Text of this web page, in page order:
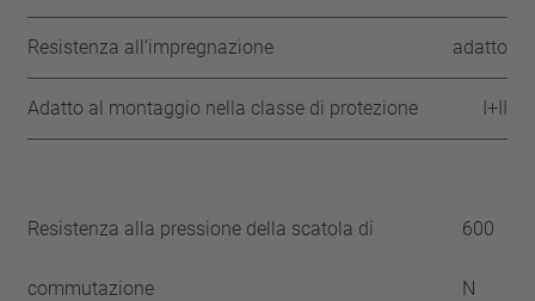
Resistenza all‘impregnazione adatto
Adatto al montaggio nella classe di protezione I+II
Resistenza alla pressione della scatola di
commutazione
600
N